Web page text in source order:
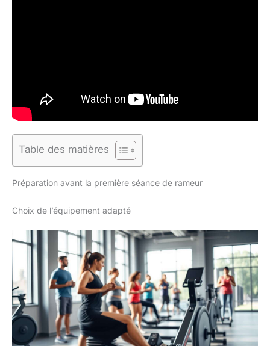
Table des matières
Préparation avant la première séance de rameur
Choix de l’équipement adapté